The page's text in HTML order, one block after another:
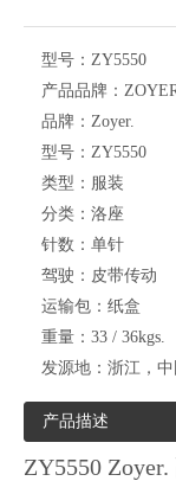
型号： ZY5550
产品品牌：
品牌： Zoyer.
型号： ZY5550
类型： 服装
分类： 洛座
针数： 单针
驾驶： 皮带传动
运输包： 纸盒
重量： 33 / 36kgs.
发源地： 浙江，中
产品描述
ZY5550